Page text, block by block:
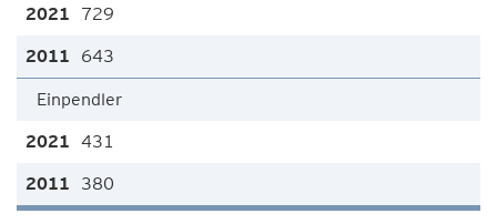
729
643
Einpendler
431
380